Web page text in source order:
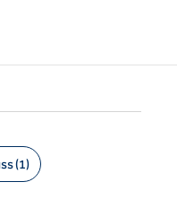
(1)